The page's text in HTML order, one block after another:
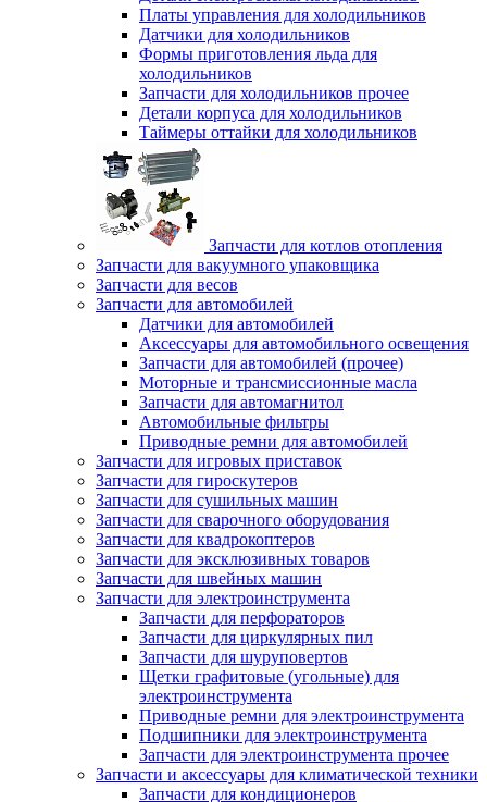
Платы управления для холодильников
Датчики для холодильников
Формы приготовления льда для
холодильников
Запчасти для холодильников прочее
Детали корпуса для холодильников
Таймеры оттайки для холодильников
Запчасти для котлов отопления
Запчасти для вакуумного упаковщика
Запчасти для весов
Запчасти для автомобилей
Датчики для автомобилей
Аксессуары для автомобильного освещения
Запчасти для автомобилей (прочее)
Моторные и трансмиссионные масла
Запчасти для автомагнитол
Автомобильные фильтры
Приводные ремни для автомобилей
Запчасти для игровых приставок
Запчасти для гироскутеров
Запчасти для сушильных машин
Запчасти для сварочного оборудования
Запчасти для квадрокоптеров
Запчасти для эксклюзивных товаров
Запчасти для швейных машин
Запчасти для электроинструмента
Запчасти для перфораторов
Запчасти для циркулярных пил
Запчасти для шуруповертов
Щетки графитовые (угольные) для
электроинструмента
Приводные ремни для электроинструмента
Подшипники для электроинструмента
Запчасти для электроинструмента прочее
Запчасти и аксессуары для климатической техники
Запчасти для кондиционеров